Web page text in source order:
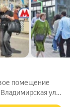
помещение
ул.